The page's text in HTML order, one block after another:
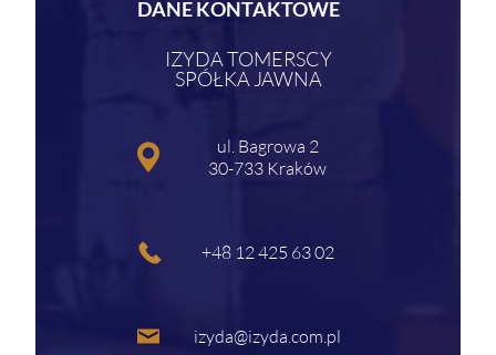
DANE KONTAKTOWE
IZYDA TOMERSCY
SPÓŁKA JAWNA
ul. Bagrowa 2
30-733 Kraków
+48 12 425 63 02
izyda@izyda.com.pl